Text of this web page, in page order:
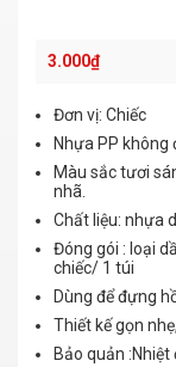
3.000₫
Đơn vị: Chiếc
Nhựa PP không
Màu sắc tươi
nhã.
Chất liệu: nhựa
Đóng gói : loại
chiếc/ 1 túi
Dùng để đựng
Thiết kế gọn
Bảo quản :Nhiệt